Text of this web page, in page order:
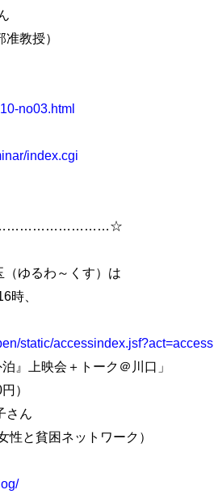
教授）
no03.html
index.cgi
ゆるわ～くす）は
、
static/accessindex.jsf?act=access
』上映会＋トーク＠川口」
）
さん
と貧困ネットワーク）